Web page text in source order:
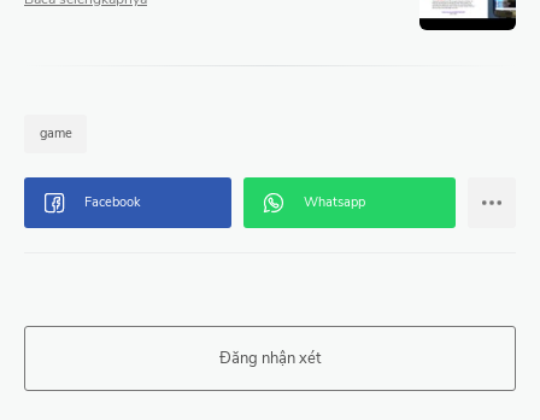
game
Đăng nhận xét